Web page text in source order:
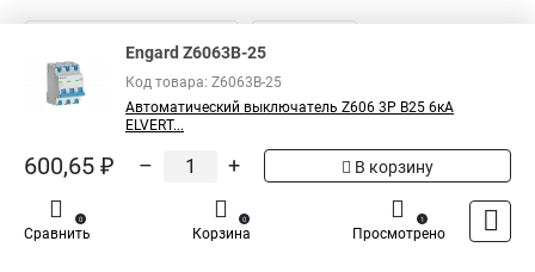
Engard Z6063B-25
Код товара: Z6063B-25
Автоматический выключатель Z606 3Р B25 6кА
ELVERT...
600,65 ₽ – + В корзину
Сравнить
0
Корзина
0
Просмотрено
1